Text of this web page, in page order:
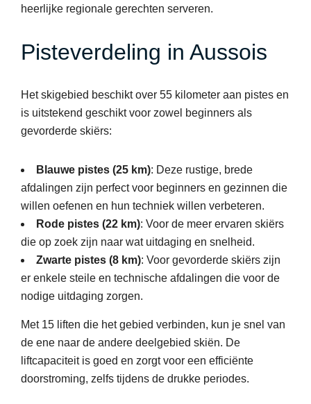
heerlijke regionale gerechten serveren.
Pisteverdeling in Aussois
Het skigebied beschikt over 55 kilometer aan pistes en
is uitstekend geschikt voor zowel beginners als
gevorderde skiërs:
Blauwe pistes (25 km): Deze rustige, brede
afdalingen zijn perfect voor beginners en gezinnen die
willen oefenen en hun techniek willen verbeteren.
Rode pistes (22 km): Voor de meer ervaren skiërs
die op zoek zijn naar wat uitdaging en snelheid.
Zwarte pistes (8 km): Voor gevorderde skiërs zijn
er enkele steile en technische afdalingen die voor de
nodige uitdaging zorgen.
Met 15 liften die het gebied verbinden, kun je snel van
de ene naar de andere deelgebied skiën. De
liftcapaciteit is goed en zorgt voor een efficiënte
doorstroming, zelfs tijdens de drukke periodes.